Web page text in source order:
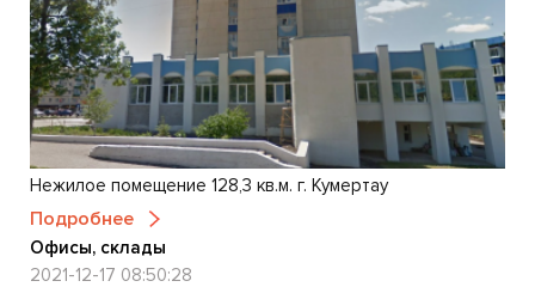
Нежилое помещение 128,3 кв.м. г. Кумертау
Подробнее
Офисы, склады
2021-12-17 08:50:28